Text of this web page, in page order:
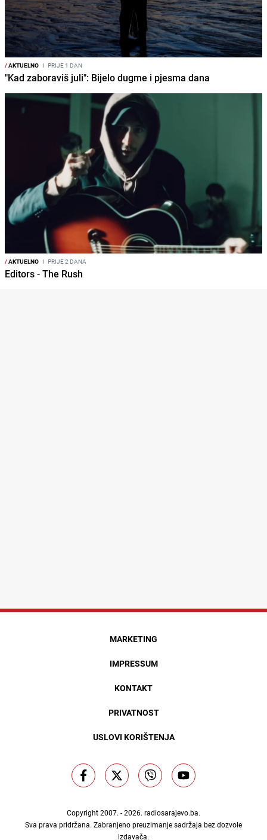
/AKTUELNO I PRIJE 1 DAN
"Kad zaboraviš juli": Bijelo dugme i pjesma dana
/AKTUELNO I PRIJE 2 DANA
Editors - The Rush
MARKETING
IMPRESSUM
KONTAKT
PRIVATNOST
USLOVI KORIŠTENJA
Copyright 2007. - 2026. radiosarajevo.ba.
Sva prava pridržana. Zabranjeno preuzimanje sadržaja bez dozvole
izdavača.